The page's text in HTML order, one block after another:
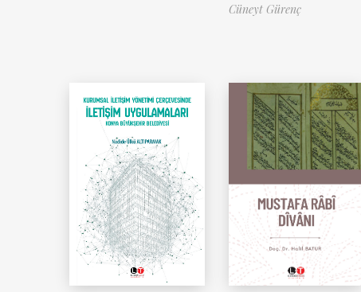
Cüneyt Gürenç